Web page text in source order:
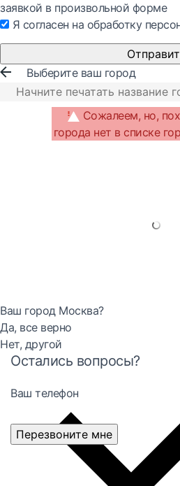
заявкой в произвольной форме
Я согласен на обработку
Выберите ваш город
Сожалеем, но,
города нет в списке
Ваш город Москва?
Да, все верно
Нет, другой
Остались вопросы?
Ваш телефон
Перезвоните мне